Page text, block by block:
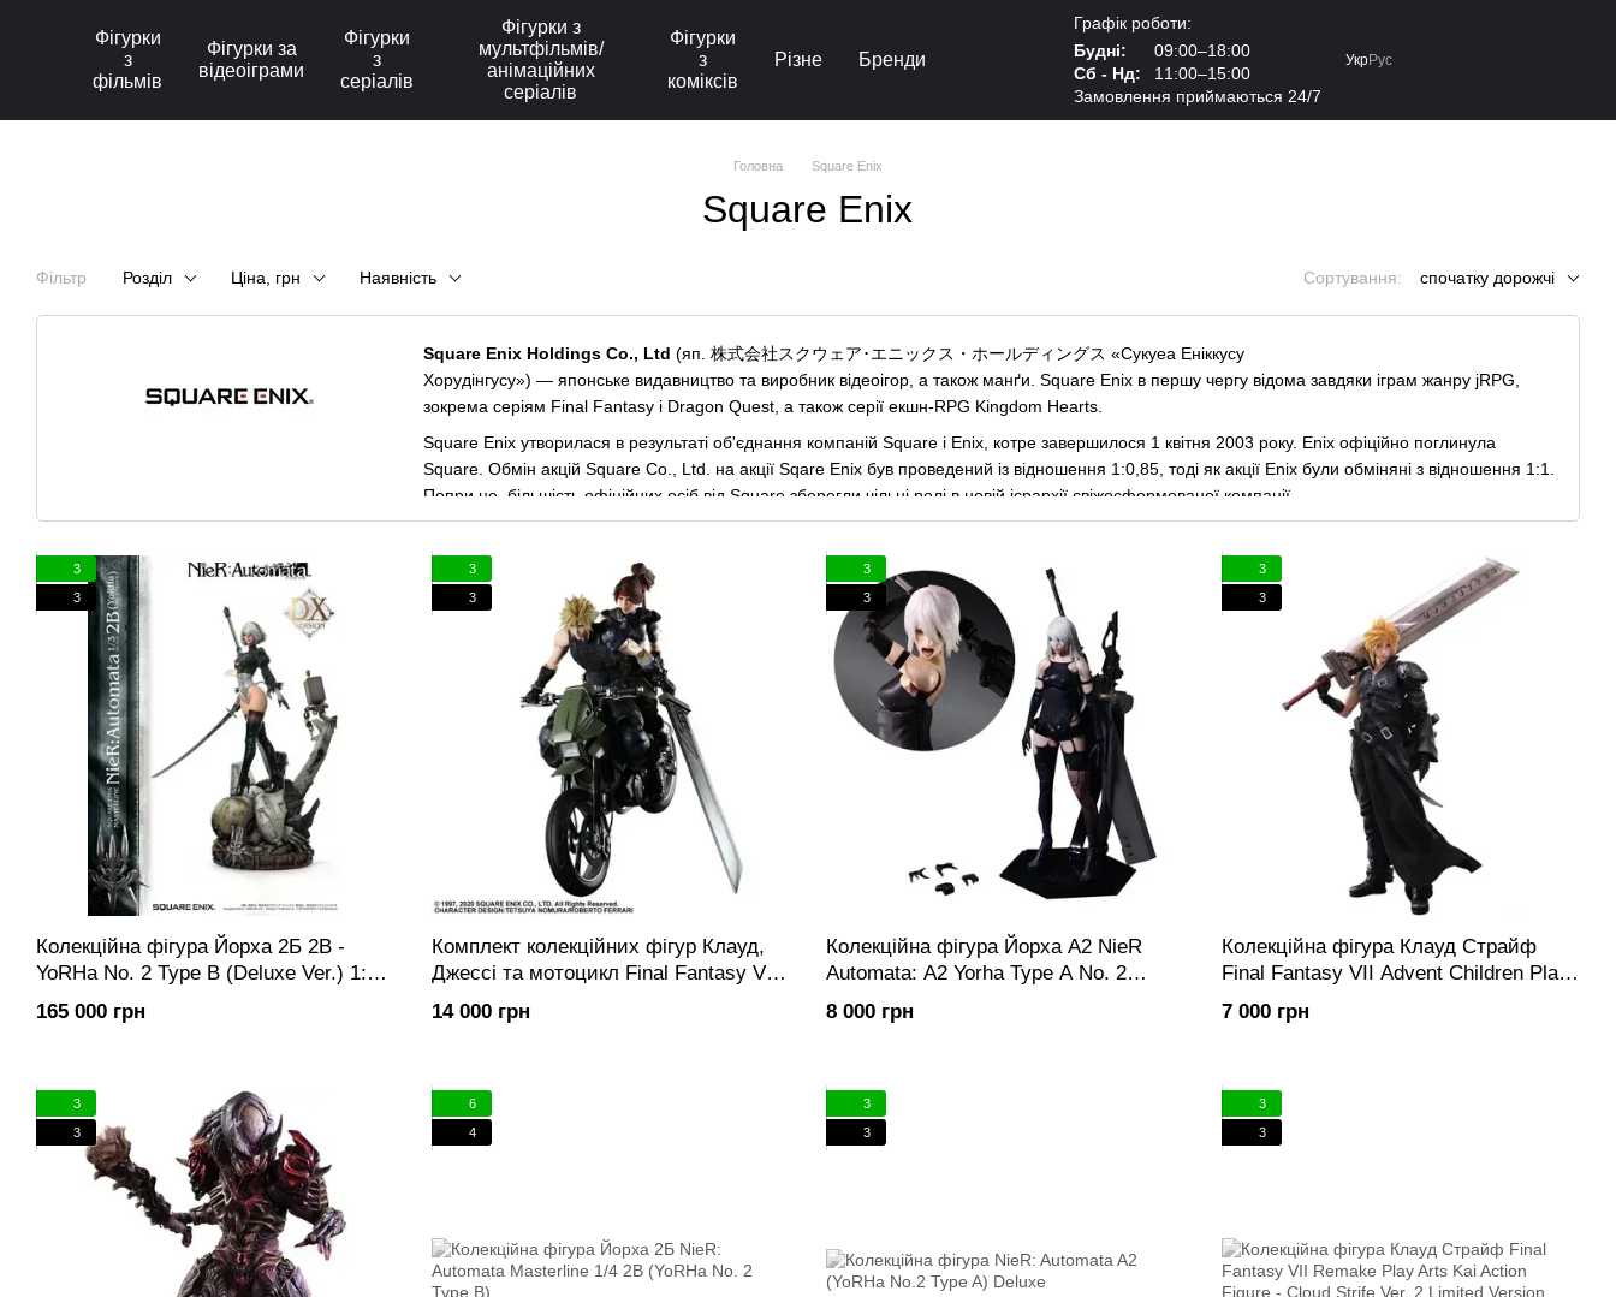
Фігурки
з
фільмів
Фігурки за
відеоіграми
Фігурки
з
серіалів
Фігурки з
мультфільмів/
анімаційних
серіалів
Фігурки
з
коміксів
Різне Бренди
Графік роботи:
Будні:
09:00–18:00
Сб - Нд:
11:00–15:00
Замовлення приймаються 24/7
УкрРус
Головна Square Enix
Square Enix
Фільтр Розділ Ціна, грн Наявність Сортування: спочатку дорожчі
Square Enix Holdings Co., Ltd (яп. 株式会社スクウェア･エニックス・ホールディングス «Сукуеа Еніккусу
Хорудінгусу») — японськевидавництво та виробник відеоігор, а також манґи . Square Enix в першу чергу відома завдяки іграм жанру jRPG
зокрема серіям Final Fantasyі Dragon Quest, а також серії екшн-RPG Kingdom Hearts.
Square Enix утворилася в результаті об'єднання компаній Squareі Enix, котре завершилося 1 квітня 2003 року. Enix офіційно поглинула
Square. Обмін акцій Square Co., Ltd. на акції Sqare Enix був проведений із відношення 1:0,85, тоді як акції Enix були обміняні з відношення 1:1.
Попри це, більшість офіційних осіб від Square зберегли чільні ролі в новій ієрархії свіжосформованої компанії,
включнопрезидентаSquareЙоіті Вада, котрий став президентом нової компанії.
З вересня 2005 року Square Enix володіє також розробником відеоігор та аркадних ігрових автоматівTaito Corporation
, а з березня 2009
року — англійським видавництвом комп'ютерних та відеоігорEidos Interactive , котре в липні 2009 року увійшло до складу Square Enix Europe
3
3
Колекційна фігура Йорха 2Б 2B -
YoRHa No. 2 Type B (Deluxe Ver.) 1:3
Scale Statue by Square Enix
165 000 грн
3
3
Комплект колекційних фігур Клауд,
Джессі та мотоцикл Final Fantasy VII
Remake Play Arts Kai Jessie, Cloud &
Motorcycle Set
14 000 грн
3
3
Колекційна фігура Йорха A2 NieR
Automata: A2 Yorha Type A No. 2
Deluxe Play Arts Kai
8 000 грн
3
3
Колекційна фігура Клауд Страйф
Final Fantasy VII Advent Children Play
Arts Kai Cloud Strife
7 000 грн
3
3
6
4
3
3
3
3